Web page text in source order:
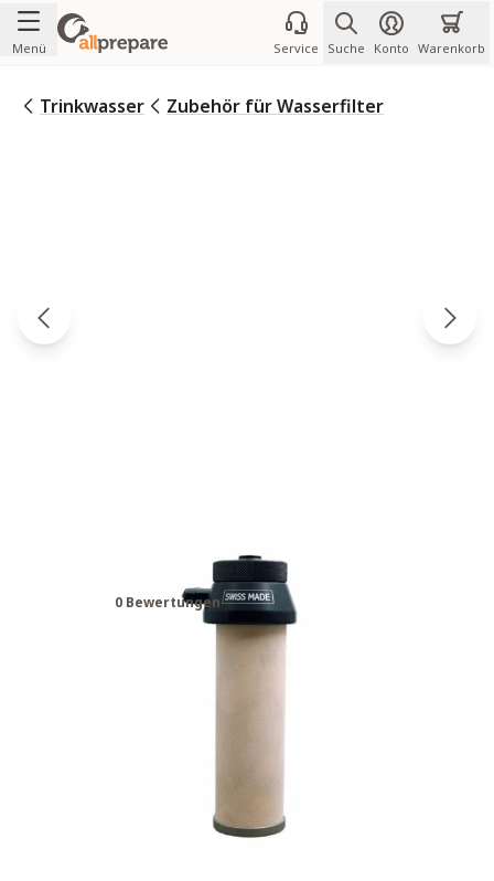
Zum Inhalt springen
Menü Service Suche Konto Warenkorb
Trinkwasser Zubehör für Wasserfilter
Ersatzfilter Tactical
0 Bewertungen
In den Warenkorb